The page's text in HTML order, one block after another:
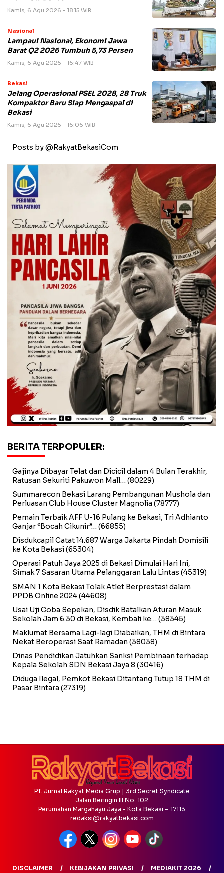
Kamis, 6 Agu 2026 - 18:15 WIB
Nasional
Lampaui Nasional, Ekonomi Jawa
Barat Q2 2026 Tumbuh 5,73 Persen
Kamis, 6 Agu 2026 - 16:47 WIB
Bekasi
Jelang Operasional PSEL 2028, 28 Truk
Kompaktor Baru Siap Mengaspal di
Bekasi
Kamis, 6 Agu 2026 - 16:06 WIB
Posts by @RakyatBekasiCom
BERITA TERPOPULER:
Gajinya Dibayar Telat dan Dicicil dalam 4 Bulan Terakhir,
Ratusan Sekuriti Pakuwon Mall… (80229)
Summarecon Bekasi Larang Pembangunan Mushola dan
Perluasan Club House Cluster Magnolia (78777)
Pemain Terbaik AFF U-16 Pulang ke Bekasi, Tri Adhianto
Ganjar “Bocah Cikunir”… (66855)
Disdukcapil Catat 14.687 Warga Jakarta Pindah Domisili
ke Kota Bekasi(65304)
Operasi Patuh Jaya 2025 di Bekasi Dimulai Hari Ini,
Simak 7 Sasaran Utama Pelanggaran Lalu Lintas (45319)
SMAN 1 Kota Bekasi Tolak Atlet Berprestasi dalam
PPDB Online 2024(44608)
Usai Uji Coba Sepekan, Disdik Batalkan Aturan Masuk
Sekolah Jam 6.30 di Bekasi, Kembali ke… (38345)
Maklumat Bersama Lagi-lagi Diabaikan, THM di Bintara
Nekat Beroperasi Saat Ramadan (38038)
Dinas Pendidikan Jatuhkan Sanksi Pembinaan terhadap
Kepala Sekolah SDN Bekasi Jaya 8 (30416)
Diduga Ilegal, Pemkot Bekasi Ditantang Tutup 18 THM di
Pasar Bintara (27319)
PT. Jurnal Rakyat Media Grup | 3rd Secret Syndicate
Jalan Beringin III No. 102
Perumahan Margahayu Jaya - Kota Bekasi – 17113
redaksi@rakyatbekasi.com
DISCLAIMER KEBIJAKAN PRIVASI MEDIAKIT 2026